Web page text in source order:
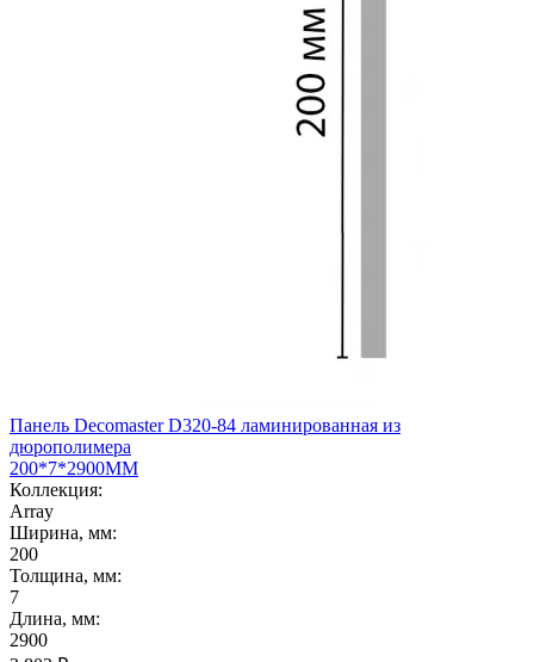
Панель Decomaster D320-84 ламинированная из
дюрополимера
200*7*2900ММ
Коллекция:
Array
Ширина, мм:
200
Толщина, мм:
7
Длина, мм:
2900